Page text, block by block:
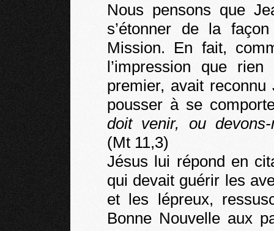
Nous pensons que
s’étonner de la
Mission. En fait,
l’impression que
premier, avait
pousser à se
doit venir, ou
(Mt 11,3)
Jésus lui répond en
qui devait guérir les
et les lépreux,
Bonne Nouvelle aux